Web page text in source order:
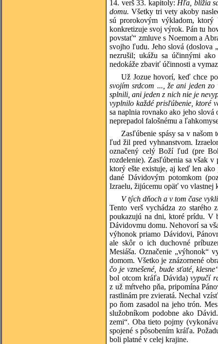
14. verš 33. kapitoly: Hľa, blížia
domu. Všetky tri vety akoby
sú prorokovým výkladom,
konkretizuje svoj výrok. Pán tu
povstať“ zmluve s Noemom a
svojho ľudu. Jeho slová (doslova
nezrušil; ukážu sa účinnými
nedokáže zbaviť účinnosti a
Už Jozue hovorí, keď chce
svojím srdcom ..., že ani jeden
splnili, ani jeden z nich nie je
vyplnilo každé prisľúbenie, ktoré
sa naplnia rovnako ako jeho
neprepadol falošnému a
Zasľúbenie spásy sa v našom
ľud žil pred vyhnanstvom.
označený celý Boží ľud (pre
rozdelenie). Zasľúbenia sa však
ktorý ešte existuje, aj keď len
dané Dávidovým potomkom
Izraelu, žijúcemu opäť vo vlastnej
V tých dňoch a v tom čase
Tento verš vychádza zo starého
poukazujú na dni, ktoré prídu. V
Dávidovmu domu. Nehovorí sa
výhonok priamo Dávidovi,
ale skôr o ich duchovné
Mesiáša. Označenie „výhonok“
domom. Všetko je znázornené
čo je vznešené, bude sťaté,
bol otcom kráľa Dávida)vypučí
z už mŕtveho pňa, pripomína
rastlinám pre zvieratá. Nechal
po ňom zasadol na jeho trón.
služobníkom podobne ako
zemi“. Oba tieto pojmy
spojené s pôsobením kráľa.
boli platné v celej krajine.